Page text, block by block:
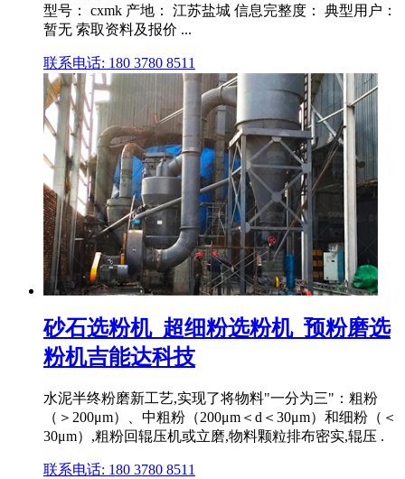
型号： cxmk 产地： 江苏盐城 信息完整度： 典型用户：
暂无 索取资料及报价 ...
联系电话: 180 3780 8511
砂石选粉机_超细粉选粉机_预粉磨选
粉机吉能达科技
水泥半终粉磨新工艺,实现了将物料"一分为三"：粗粉
（＞200μm）、中粗粉（200μm＜d＜30μm）和细粉（＜
30μm）,粗粉回辊压机或立磨,物料颗粒排布密实,辊压 .
联系电话: 180 3780 8511